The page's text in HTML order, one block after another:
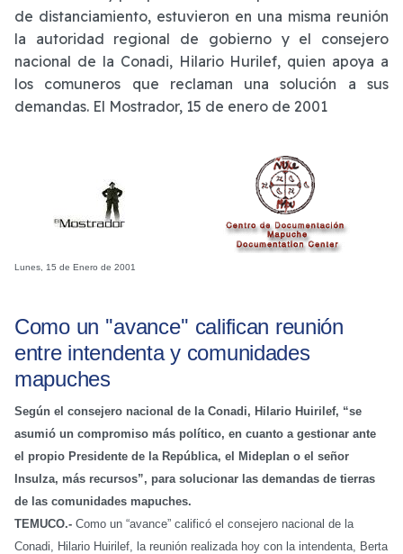
de distanciamiento, estuvieron en una misma reunión
la autoridad regional de gobierno y el consejero
nacional de la Conadi, Hilario Hurilef, quien apoya a
los comuneros que reclaman una solución a sus
demandas. El Mostrador, 15 de enero de 2001
Lunes, 15 de Enero de 2001
Como un ''avance'' califican reunión
entre intendenta y comunidades
mapuches
Según el consejero nacional de la Conadi, Hilario Huirilef, “se
asumió un compromiso más político, en cuanto a gestionar ante
el propio Presidente de la República, el Mideplan o el señor
Insulza, más recursos”, para solucionar las demandas de tierras
de las comunidades mapuches.
TEMUCO.- Como un “avance” calificó el consejero nacional de la
Conadi, Hilario Huirilef, la reunión realizada hoy con la intendenta, Berta